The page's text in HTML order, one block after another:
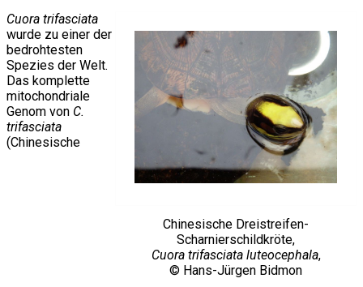
Chinesische Dreistreifen-
Scharnierschildkröte,
Cuora trifasciata luteocephala,
© Hans-Jürgen Bidmon
Cuora trifasciata
wurde zu einer der
bedrohtesten
Spezies der Welt.
Das komplette
mitochondriale
Genom von C.
trifasciata
(Chinesische